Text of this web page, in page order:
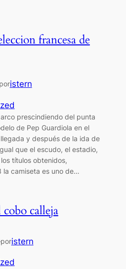
francesa de
istern
prescindiendo del punta
de Pep Guardiola en el
y después de la ida de
que el escudo, el estadio,
títulos obtenidos,
la camiseta es uno de…
cobo calleja
poristern